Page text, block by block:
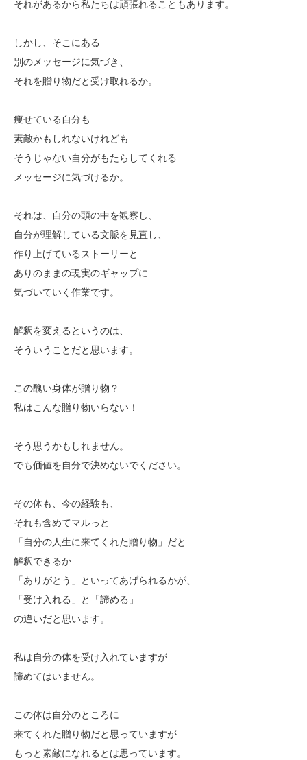
それがあるから私たちは頑張れることもあります。
しかし、そこにある
別のメッセージに気づき、
それを贈り物だと受け取れるか。
痩せている自分も
素敵かもしれないけれども
そうじゃない自分がもたらしてくれる
メッセージに気づけるか。
それは、自分の頭の中を観察し、
自分が理解している文脈を見直し、
作り上げているストーリーと
ありのままの現実のギャップに
気づいていく作業です。
解釈を変えるというのは、
そういうことだと思います。
この醜い身体が贈り物？
私はこんな贈り物いらない！
そう思うかもしれません。
でも価値を自分で決めないでください。
その体も、今の経験も、
それも含めてマルっと
「自分の人生に来てくれた贈り物」だと
解釈できるか
「ありがとう」といってあげられるかが、
「受け入れる」と「諦める」
の違いだと思います。
私は自分の体を受け入れていますが
諦めてはいません。
この体は自分のところに
来てくれた贈り物だと思っていますが
もっと素敵になれるとは思っています。